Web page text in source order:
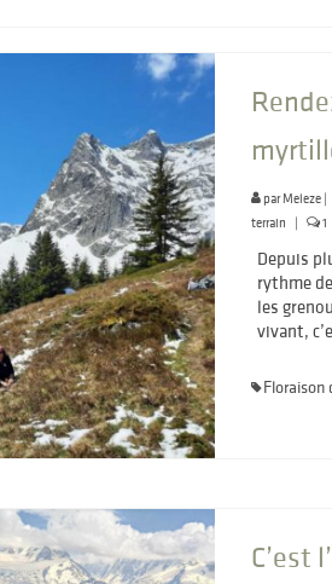
parMeleze|
terrain
| 1
Depuis
rythme
les
vivant,
C’est